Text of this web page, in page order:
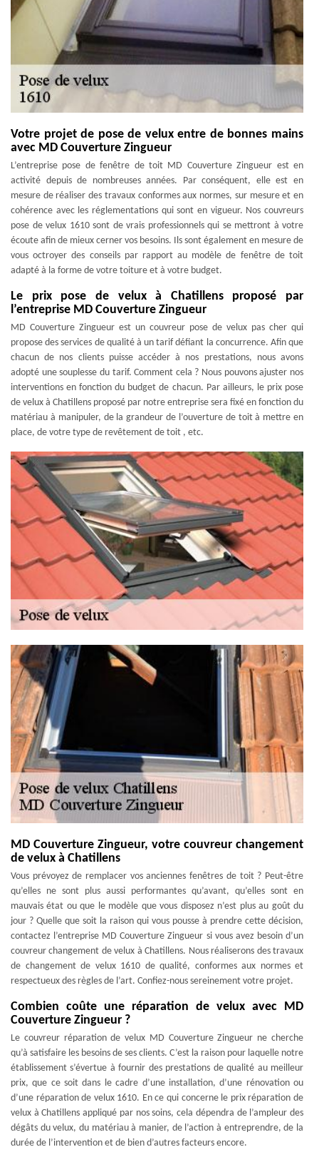
Votre projet de pose de velux entre de bonnes mains
avec MD Couverture Zingueur
L’entreprise pose de fenêtre de toit MD Couverture Zingueur est en
activité depuis de nombreuses années. Par conséquent, elle est en
mesure de réaliser des travaux conformes aux normes, sur mesure et en
cohérence avec les réglementations qui sont en vigueur. Nos couvreurs
pose de velux 1610 sont de vrais professionnels qui se mettront à votre
écoute afin de mieux cerner vos besoins. Ils sont également en mesure de
vous octroyer des conseils par rapport au modèle de fenêtre de toit
adapté à la forme de votre toiture et à votre budget.
Le prix pose de velux à Chatillens proposé par
l’entreprise MD Couverture Zingueur
MD Couverture Zingueur est un couvreur pose de velux pas cher qui
propose des services de qualité à un tarif défiant la concurrence. Afin que
chacun de nos clients puisse accéder à nos prestations, nous avons
adopté une souplesse du tarif. Comment cela ? Nous pouvons ajuster nos
interventions en fonction du budget de chacun. Par ailleurs, le prix pose
de velux à Chatillens proposé par notre entreprise sera fixé en fonction du
matériau à manipuler, de la grandeur de l’ouverture de toit à mettre en
place, de votre type de revêtement de toit , etc.
MD Couverture Zingueur, votre couvreur changement
de velux à Chatillens
Vous prévoyez de remplacer vos anciennes fenêtres de toit ? Peut-être
qu’elles ne sont plus aussi performantes qu’avant, qu’elles sont en
mauvais état ou que le modèle que vous disposez n’est plus au goût du
jour ? Quelle que soit la raison qui vous pousse à prendre cette décision,
contactez l’entreprise MD Couverture Zingueur si vous avez besoin d’un
couvreur changement de velux à Chatillens. Nous réaliserons des travaux
de changement de velux 1610 de qualité, conformes aux normes et
respectueux des règles de l’art. Confiez-nous sereinement votre projet.
Combien coûte une réparation de velux avec MD
Couverture Zingueur ?
Le couvreur réparation de velux MD Couverture Zingueur ne cherche
qu’à satisfaire les besoins de ses clients. C’est la raison pour laquelle notre
établissement s’évertue à fournir des prestations de qualité au meilleur
prix, que ce soit dans le cadre d’une installation, d’une rénovation ou
d’une réparation de velux 1610. En ce qui concerne le prix réparation de
velux à Chatillens appliqué par nos soins, cela dépendra de l’ampleur des
dégâts du velux, du matériau à manier, de l’action à entreprendre, de la
durée de l’intervention et de bien d’autres facteurs encore.